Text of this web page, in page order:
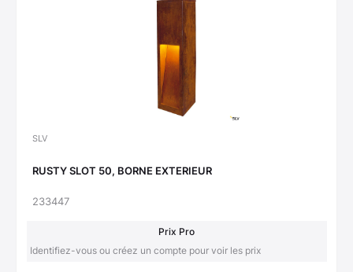
SLV
RUSTY SLOT 50, BORNE EXTERIEUR
233447
Prix Pro
Identifiez-vous ou créez un compte pour voir les prix